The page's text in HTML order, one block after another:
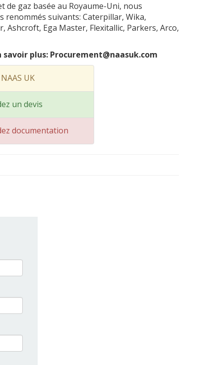
de gaz basée au Royaume-Uni, nous
suivants: Caterpillar, Wika,
Ashcroft, Ega Master, Flexitallic, Parkers, Arco,
plus: Procurement@naasuk.com
UK
un devis
documentation